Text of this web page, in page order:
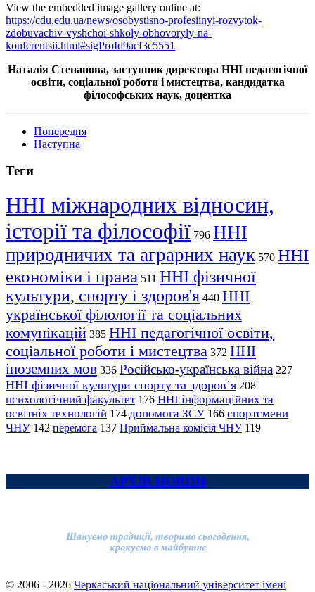
View the embedded image gallery online at:
https://cdu.edu.ua/news/osobystisno-profesiinyi-rozvytok-
zdobuvachiv-vyshchoi-shkoly-obhovoryly-na-
konferentsii.html#sigProId9acf3c5551
Наталія Степанова, заступник директора ННІ педагогічної
освіти, соціальної роботи і мистецтва, кандидатка
філософських наук, доцентка
Попередня
Наступна
Теги
ННІ міжнародних відносин,
історії та філософії 796 ННІ
природничих та аграрних наук 570 ННІ
економіки і права 511 ННІ фізичної
культури, спорту і здоров'я 440 ННІ
української філології та соціальних
комунікацій 385 ННІ педагогічної освіти,
соціальної роботи і мистецтва 372 ННІ
іноземних мов 336 Російсько-українська війна 227
ННІ фізичної культури спорту та здоров’я 208
психологічний факультет 176 ННІ інформаційних та
освітніх технологій 174 допомога ЗСУ 166 спортсмени
ЧНУ 142 перемога 137 Приймальна комісія ЧНУ 119
АРХІВ НОВИН
© 2006 - 2026 Черкаський національний університет імені